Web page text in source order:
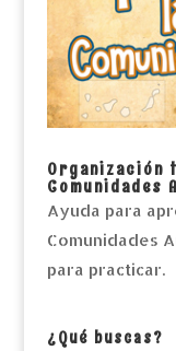
Organización
Comunidades
Ayuda para
Comunidades
para practicar.
¿Qué buscas?